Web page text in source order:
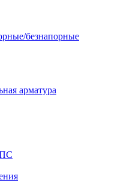
безнапорные
арматура